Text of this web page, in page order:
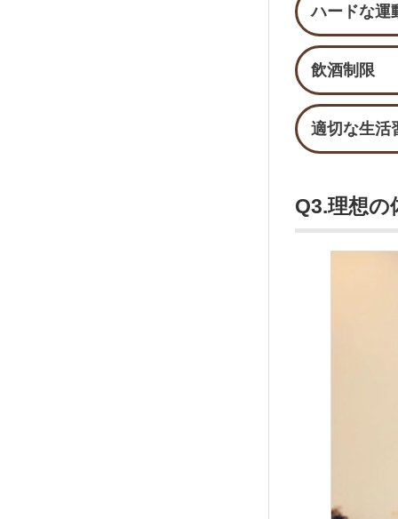
ハードな運
飲酒制限
適切な生活
Q3.理想